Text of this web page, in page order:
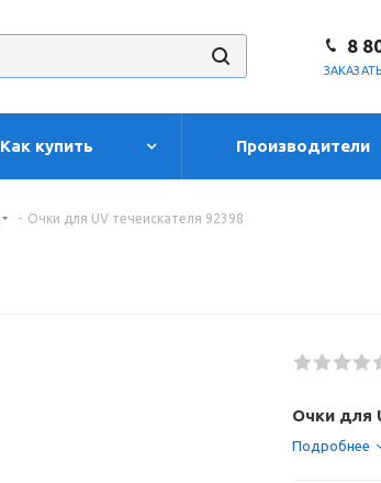
8
Как купить Производители
- Очки для UV течеискателя 92398
Очки для
Подробнее